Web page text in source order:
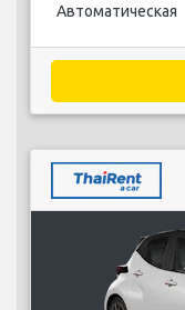
Автоматическая